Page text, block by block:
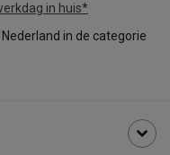
in huis*
in de categorie